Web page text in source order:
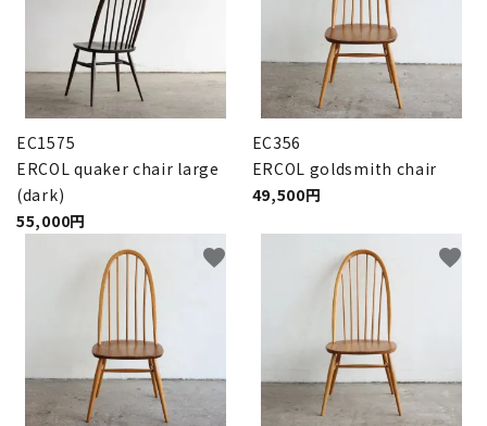
EC1575
ERCOL quaker chair large
(dark)
55,000円
EC356
ERCOL goldsmith chair
49,500円
favorite favorite